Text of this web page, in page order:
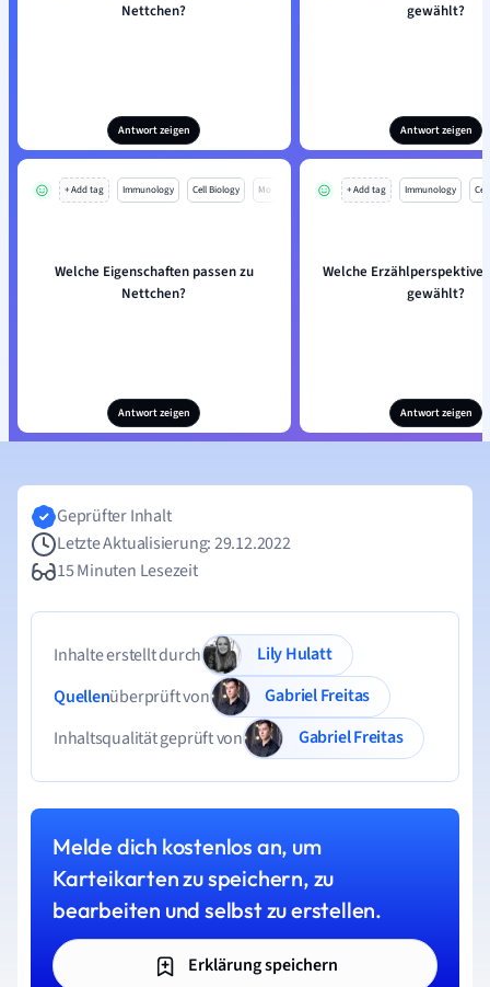
Nettchen?
Antwort zeigen
gewählt?
Antwort zeigen
+ Add tag Immunology Cell Biology Mo
Welche Eigenschaften passen zu
Nettchen?
Antwort zeigen
+ Add tag Immunology
Welche
gewählt?
Antwort zeigen
Geprüfter Inhalt
Letzte Aktualisierung: 29.12.2022
15 Minuten Lesezeit
Inhalte erstellt durch
Lily Hulatt
Quellenüberprüft von
Gabriel Freitas
Inhaltsqualität geprüft von
Gabriel Freitas
Melde dich kostenlos an, um
Karteikarten zu speichern, zu
bearbeiten und selbst zu erstellen.
Erklärung speichern